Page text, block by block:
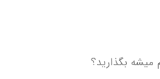
بگذارید؟